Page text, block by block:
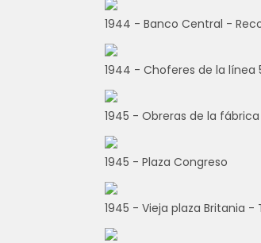
1944 - Banco Central -
1944 - Choferes de la
1945 - Obreras de la
1945 - Plaza Congreso
1945 - Vieja plaza Britania